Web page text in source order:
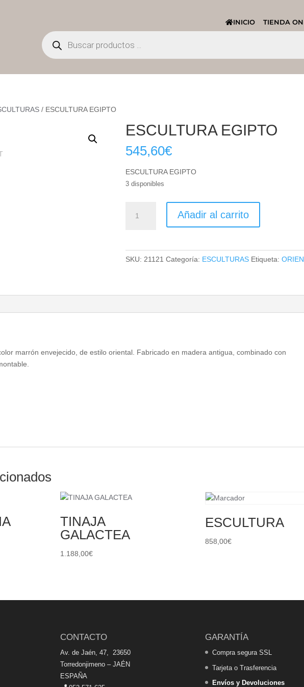
INICIO
TIENDA
Búsqueda
de
productos
/ ESCULTURA EGIPTO
ESCULTURA EGIPTO
545,60€
ESCULTURA EGIPTO
3 disponibles
EGIPTO
Añadir al carrito
SKU: 21121 Categoría: ESCULTURAS Etiqueta:
marrón envejecido, de estilo oriental. Fabricado en madera antigua, combinado con
TINAJA
GALACTEA
1.188,00€
ESCULTURA
858,00€
CONTACTO
Av. de Jaén, 47, 23650
Torredonjimeno – JAÉN
ESPAÑA
GARANTÍA
Compra segura SSL
Tarjeta o Trasferencia
Envíos y Devoluciones